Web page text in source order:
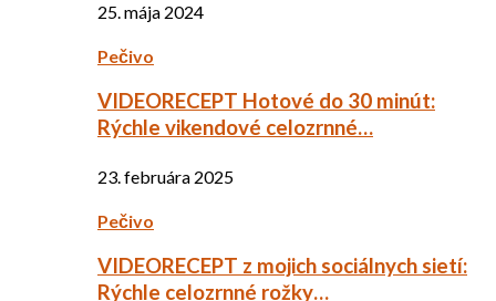
25. mája 2024
Pečivo
VIDEORECEPT Hotové do 30 minút:
Rýchle vikendové celozrnné…
23. februára 2025
Pečivo
VIDEORECEPT z mojich sociálnych sietí:
Rýchle celozrnné rožky…